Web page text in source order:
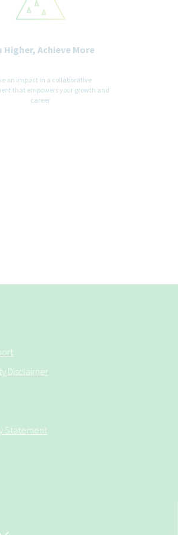
Higher, Achieve More
an impact in a collaborative
that empowers your growth and
career
Disclaimer
Statement